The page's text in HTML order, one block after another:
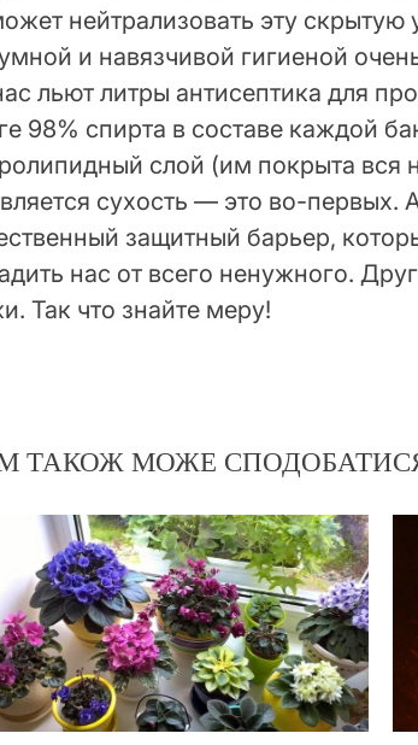
нейтрализовать эту
и навязчивой гигиеной
льют литры антисептика для
98% спирта в составе каждой
слой (им покрыта вся
сухость — это во-первых.
защитный барьер,
нас от всего ненужного.
Так что знайте меру!
ТАКОЖ МОЖЕ